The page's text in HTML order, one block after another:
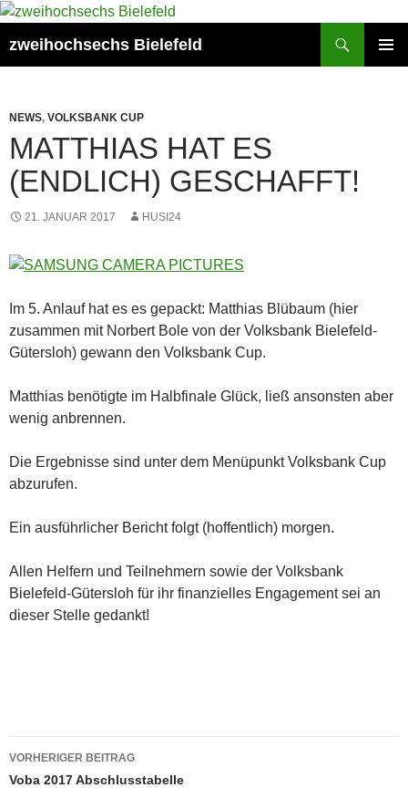
Zum
springen
zweihochsechs Bielefeld
NEWS, VOLKSBANK CUP
MATTHIAS HAT ES
(ENDLICH) GESCHAFFT!
21. JANUAR 2017 HUSI24
Im 5. Anlauf hat es es gepackt: Matthias Blübaum (hier
zusammen mit Norbert Bole von der Volksbank Bielefeld-
Gütersloh) gewann den Volksbank Cup.
Matthias benötigte im Halbfinale Glück, ließ ansonsten aber
wenig anbrennen.
Die Ergebnisse sind unter dem Menüpunkt Volksbank Cup
abzurufen.
Ein ausführlicher Bericht folgt (hoffentlich) morgen.
Allen Helfern und Teilnehmern sowie der Volksbank
Bielefeld-Gütersloh für ihr finanzielles Engagement sei an
dieser Stelle gedankt!
Beitragsnavigation
VORHERIGER BEITRAG
Voba 2017 Abschlusstabelle